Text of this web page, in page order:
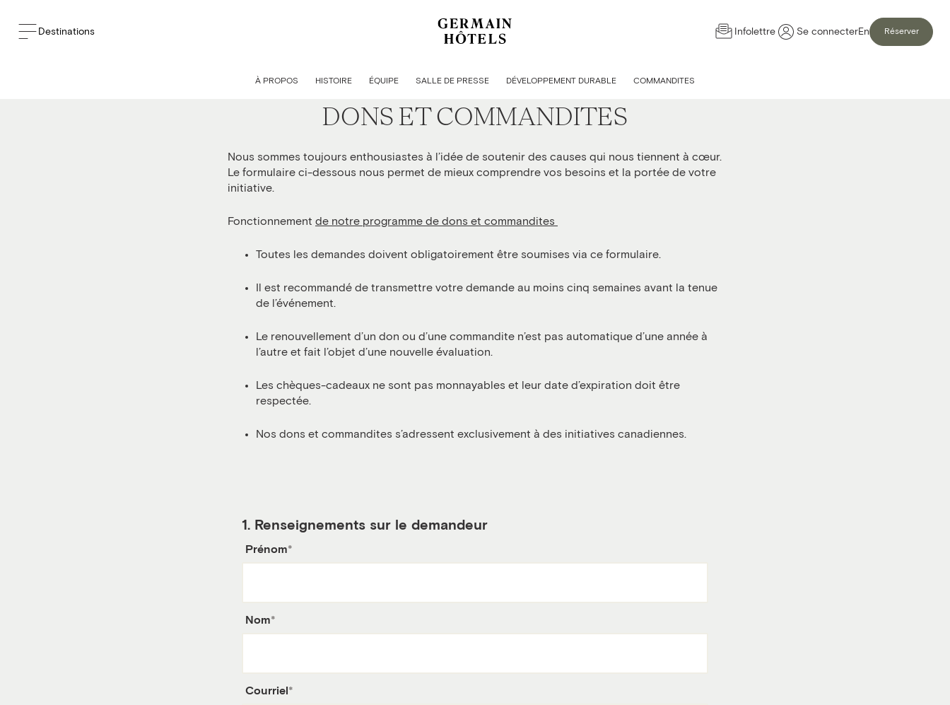
Destinations Infolettre Se connecterEn Réserver
À PROPOS HISTOIRE ÉQUIPE SALLE DE PRESSE DÉVELOPPEMENT DURABLE COMMANDITES
SOUMETTRE UNE DEMANDE DE
DONS ET COMMANDITES
Nous sommes toujours enthousiastes à l’idée de soutenir des causes qui nous tiennent à cœur.
Le formulaire ci-dessous nous permet de mieux comprendre vos besoins et la portée de votre
initiative.
Fonctionnement de notre programme de dons et commandites
Toutes les demandes doivent obligatoirement être soumises via ce formulaire.
Il est recommandé de transmettre votre demande au moins cinq semaines avant la tenue
de l’événement.
Le renouvellement d’un don ou d’une commandite n’est pas automatique d’une année à
l’autre et fait l’objet d’une nouvelle évaluation.
Les chèques-cadeaux ne sont pas monnayables et leur date d’expiration doit être
respectée.
Nos dons et commandites s’adressent exclusivement à des initiatives canadiennes.
1. Renseignements sur le demandeur
Prénom
Nom
Courriel